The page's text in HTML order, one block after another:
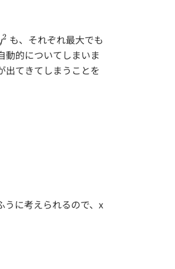
2 も、それぞれ最大でも
動的についてしまいま
出てきてしまうことを
うに考えられるので、x